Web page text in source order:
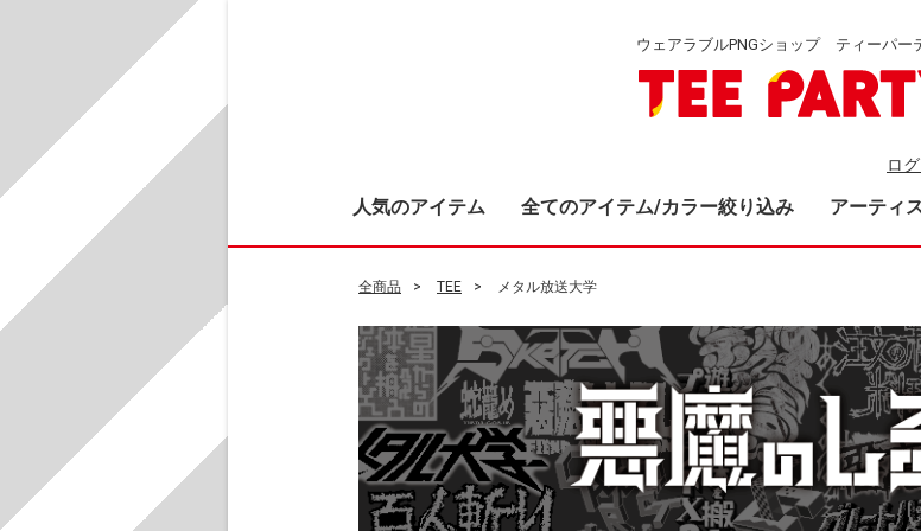
ウェアラブルPNGショップ ティーパー
ロ
人気のアイテム 全てのアイテム/カラー絞り込み アーティ
全商品 TEE メタル放送大学